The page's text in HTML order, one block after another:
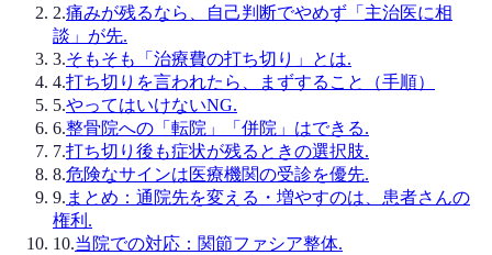
2.痛みが残るなら、自己判断でやめず「主治医に相
談」が先.
3.そもそも「治療費の打ち切り」とは.
4.打ち切りを言われたら、まずすること（手順）
5.やってはいけないNG.
6.整骨院への「転院」「併院」はできる.
7.打ち切り後も症状が残るときの選択肢.
8.危険なサインは医療機関の受診を優先.
9. まとめ：通院先を変える・増やすのは、患者さんの
権利.
10.当院での対応：関節ファシア整体.